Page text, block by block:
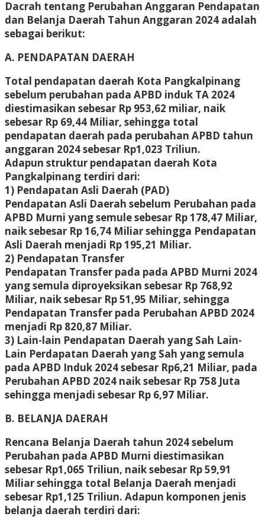
Dacrah tentang Perubahan Anggaran Pendapatan
dan Belanja Daerah Tahun Anggaran 2024 adalah
sebagai berikut:
A. PENDAPATAN DAERAH
Total pendapatan daerah Kota Pangkalpinang
sebelum perubahan pada APBD induk TA 2024
diestimasikan sebesar Rp 953,62 miliar, naik
sebesar Rp 69,44 Miliar, sehingga total
pendapatan daerah pada perubahan APBD tahun
anggaran 2024 sebesar Rp1,023 Triliun.
Adapun struktur pendapatan daerah Kota
Pangkalpinang terdiri dari:
1) Pendapatan Asli Daerah (PAD)
Pendapatan Asli Daerah sebelum Perubahan pada
APBD Murni yang semule sebesar Rp 178,47 Miliar,
naik sebesar Rp 16,74 Miliar sehingga Pendapatan
Asli Daerah menjadi Rp 195,21 Miliar.
2) Pendapatan Transfer
Pendapatan Transfer pada pada APBD Murni 2024
yang semula diproyeksikan sebesar Rp 768,92
Miliar, naik sebesar Rp 51,95 Miliar, sehingga
Pendapatan Transfer pada Perubahan APBD 2024
menjadi Rp 820,87 Miliar.
3) Lain-lain Pendapatan Daerah yang Sah Lain-
Lain Perdapatan Daerah yang Sah yang semula
pada APBD Induk 2024 sebesar Rp6,21 Miliar, pada
Perubahan APBD 2024 naik sebesar Rp 758 Juta
sehingga menjadi sebesar Rp 6,97 Miliar.
B. BELANJA DAERAH
Rencana Belanja Daerah tahun 2024 sebelum
Perubahan pada APBD Murni diestimasikan
sebesar Rp1,065 Triliun, naik sebesar Rp 59,91
Miliar sehingga total Belanja Daerah menjadi
sebesar Rp1,125 Triliun. Adapun komponen jenis
belanja daerah terdiri dari: